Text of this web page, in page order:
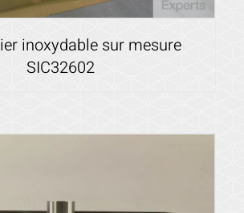
inoxydable sur mesure
SIC32602